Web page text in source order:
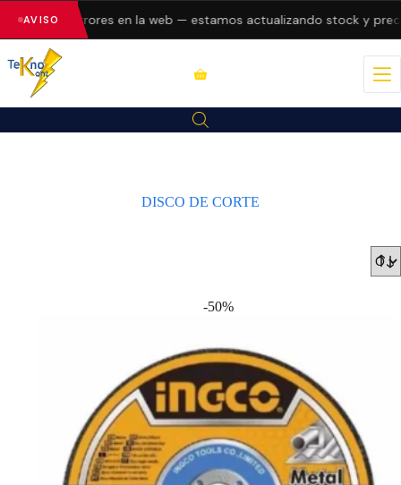
AVISO errores en la web — estamos actualizando stock y
DISCO DE CORTE
-50%